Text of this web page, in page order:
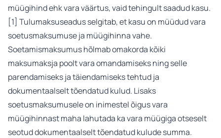
müügihind ehk vara väärtus, vaid tehingult saadud kasu.
[1] Tulumaksuseadus selgitab, et kasu on müüdud vara
soetusmaksumuse ja müügihinna vahe.
Soetamismaksumus hõlmab omakorda kõiki
maksumaksja poolt vara omandamiseks ning selle
parendamiseks ja täiendamiseks tehtud ja
dokumentaalselt tõendatud kulud. Lisaks
soetusmaksumusele on inimestel õigus vara
müügihinnast maha lahutada ka vara müügiga otseselt
seotud dokumentaalselt tõendatud kulude summa.